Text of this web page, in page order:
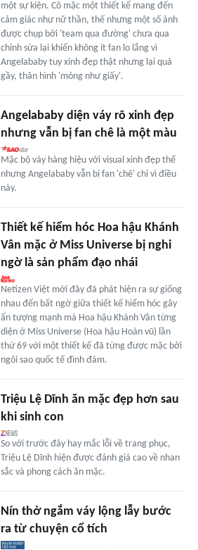
một sự kiện. Cô mặc một thiết kế mang đến
cảm giác như nữ thần, thế nhưng một số ảnh
được chụp bởi 'team qua đường' chưa qua
chỉnh sửa lại khiến không ít fan lo lắng vì
Angelababy tuy xinh đẹp thật nhưng lại quá
gầy, thân hình 'mỏng như giấy'.
Angelababy diện váy rõ xinh đẹp
nhưng vẫn bị fan chê là một màu
Mặc bộ váy hàng hiệu với visual xinh đẹp thế
nhưng Angelababy vẫn bị fan 'chê' chỉ vì điều
này.
Thiết kế hiểm hóc Hoa hậu Khánh
Vân mặc ở Miss Universe bị nghi
ngờ là sản phẩm đạo nhái
Netizen Việt mới đây đã phát hiện ra sự giống
nhau đến bất ngờ giữa thiết kế hiểm hóc gây
ấn tượng mạnh mà Hoa hậu Khánh Vân từng
diện ở Miss Universe (Hoa hậu Hoàn vũ) lần
thứ 69 với một thiết kế đã từng được mặc bởi
ngôi sao quốc tế đình đám.
Triệu Lệ Dĩnh ăn mặc đẹp hơn sau
khi sinh con
So với trước đây hay mắc lỗi về trang phục,
Triệu Lệ Dĩnh hiện được đánh giá cao về nhan
sắc và phong cách ăn mặc.
Nín thở ngắm váy lộng lẫy bước
ra từ chuyện cổ tích